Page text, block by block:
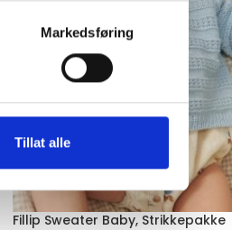
Markedsføring
Tillat alle
Fillip Sweater Baby, Strikkepakke